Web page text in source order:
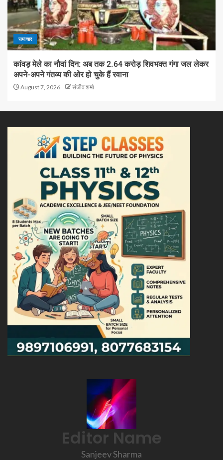
समाचार
कांवड़ मेले का नौवां दिन: अब तक 2.64 करोड़ शिवभक्त गंगा जल लेकर
अपने-अपने गंतव्य की ओर हो चुके हैं रवाना
August 7, 2026 संजीव शर्मा
Editor Name
Sanjeev Sharma